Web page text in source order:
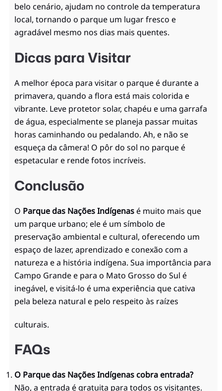
belo cenário, ajudam no controle da temperatura
local, tornando o parque um lugar fresco e
agradável mesmo nos dias mais quentes.
Dicas para Visitar
A melhor época para visitar o parque é durante a
primavera, quando a flora está mais colorida e
vibrante. Leve protetor solar, chapéu e uma garrafa
de água, especialmente se planeja passar muitas
horas caminhando ou pedalando. Ah, e não se
esqueça da câmera! O pôr do sol no parque é
espetacular e rende fotos incríveis.
Conclusão
O Parque das Nações Indígenasé muito mais que
um parque urbano; ele é um símbolo de
preservação ambiental e cultural, oferecendo um
espaço de lazer, aprendizado e conexão com a
natureza e a história indígena. Sua importância para
Campo Grande e para o Mato Grosso do Sul é
inegável, e visitá-lo é uma experiência que cativa
pela beleza natural e pelo respeito às raízes
culturais.
FAQs
O Parque das Nações Indígenas cobra entrada?
Não, a entrada é gratuita para todos os visitantes.